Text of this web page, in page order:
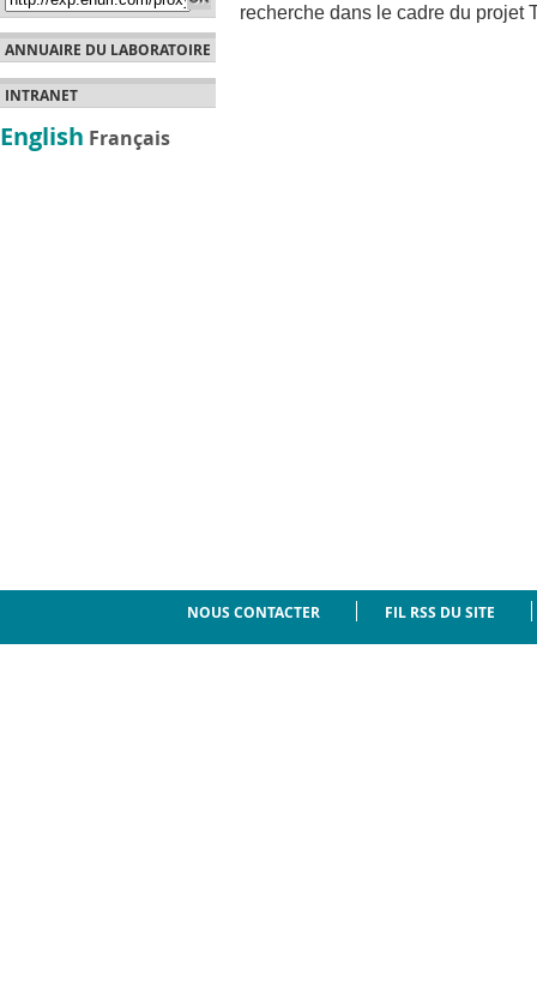
ANNUAIRE DU LABORATOIRE
INTRANET
English Français
recherche dans le cadre du projet
NOUS CONTACTER FIL RSS DU SITE